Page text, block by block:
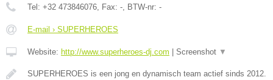
Tel: +32 473846076, Fax: -, BTW-nr: -
E-mail › SUPERHEROES
Website: http://www.superheroes-dj.com Screenshot ▼
SUPERHEROES is een jong en dynamisch team actief sinds 2012.